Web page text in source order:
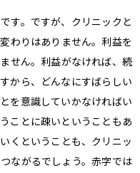
す。ですが、クリニックと
わりはありません。利益を
せん。利益がなければ、続
から、どんなにすばらしい
を意識していかなければい
ことに疎いということもあ
くということも、クリニッ
ながるでしょう。赤字では